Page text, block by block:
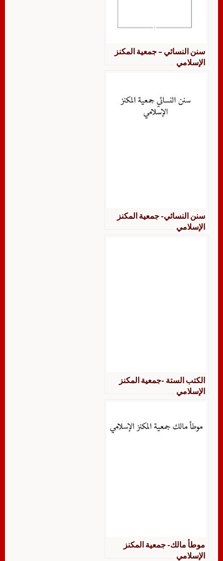
سنن النسائي – جمعية المكنز
الإسلامي
سنن النسائي- جمعية المكنز
الإسلامي
الكتب الستة -جمعية المكنز
الإسلامي
موطأ مالك- جمعية المكنز
الإسلامي